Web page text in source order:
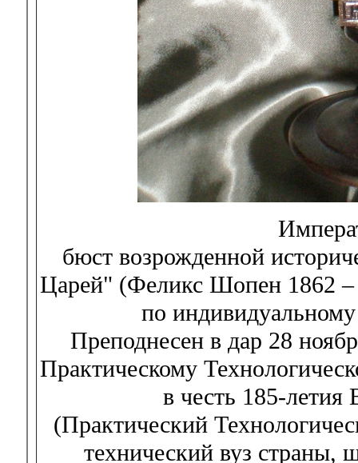
бюст возрожденной
Царей" (Феликс Шопен 1862 –
по индивидуальному
Преподнесен в дар 28
Практическому
в честь 185-
(Практический
технический вуз страны,